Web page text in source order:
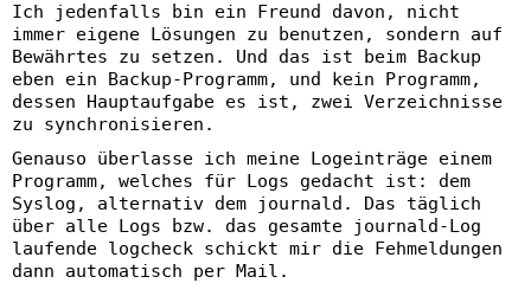
Ich jedenfalls bin ein Freund davon, nicht
immer eigene Lösungen zu benutzen, sondern auf
Bewährtes zu setzen. Und das ist beim Backup
eben ein Backup-Programm, und kein Programm,
dessen Hauptaufgabe es ist, zwei Verzeichnisse
zu synchronisieren.
Genauso überlasse ich meine Logeinträge einem
Programm, welches für Logs gedacht ist: dem
Syslog, alternativ dem journald. Das täglich
über alle Logs bzw. das gesamte journald-Log
laufende logcheck schickt mir die Fehmeldungen
dann automatisch per Mail.